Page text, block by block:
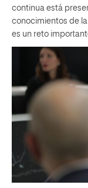
continua está
conocimientos de
es un reto